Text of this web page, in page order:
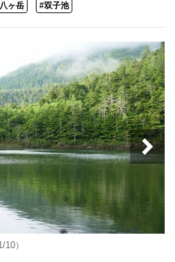
ヶ岳 #双子池
）